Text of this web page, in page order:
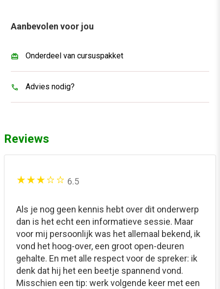
Aanbevolen voor jou
Onderdeel van cursuspakket
Advies nodig?
Reviews
6.5
Als je nog geen kennis hebt over dit onderwerp
dan is het echt een informatieve sessie. Maar
voor mij persoonlijk was het allemaal bekend, ik
vond het hoog-over, een groot open-deuren
gehalte. En met alle respect voor de spreker: ik
denk dat hij het een beetje spannend vond.
Misschien een tip: werk volgende keer met een